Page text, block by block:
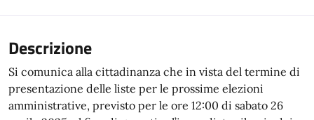
Descrizione
Si comunica alla cittadinanza che in vista del termine di
presentazione delle liste per le prossime elezioni
amministrative, previsto per le ore 12:00 di sabato 26